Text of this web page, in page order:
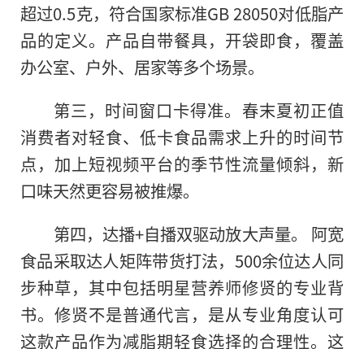
超过0.5克，符合国家标准GB 28050对低脂产
品的定义。产品自带餐具，开袋即食，覆盖
办公室、户外、居家等多个场景。
第三，时间窗口卡得准。春末夏初正值
消费者对轻食、低卡食品需求上升的时间节
点，加上短视频平台的季节性流量倾斜，新
口味天然更容易被推爆。
第四，达播+自播双驱动放大声量。 阿宽
食品采取达人矩阵带货打法，500余位达人同
步种草，其中包括明星营养师修贤的专业背
书。修贤不是普通代言，是从专业角度认可
这款产品作为减脂期轻食选择的合理性。这